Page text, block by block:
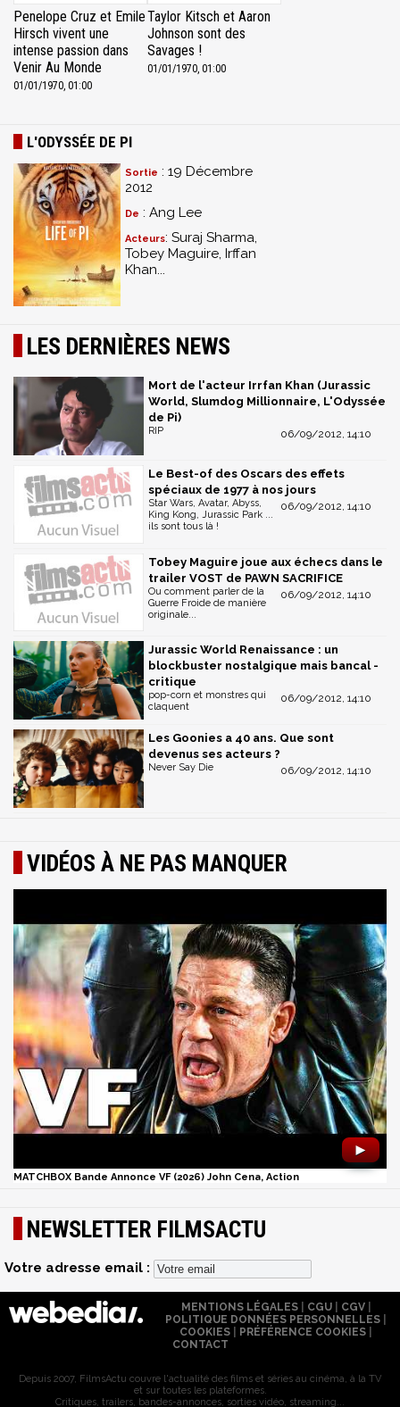
Penelope Cruz et Emile
Hirsch vivent une
intense passion dans
Venir Au Monde
01/01/1970, 01:00
Taylor Kitsch et Aaron
Johnson sont des
Savages !
01/01/1970, 01:00
L'ODYSSÉE DE PI
Sortie : 19 Décembre
2012
De : Ang Lee
Acteurs: Suraj Sharma,
Tobey Maguire, Irffan
Khan...
LES DERNIÈRES NEWS
Mort de l'acteur Irrfan Khan (Jurassic
World, Slumdog Millionnaire, L'Odyssée
de Pi)
06/09/2012, 14:10
RIP
Le Best-of des Oscars des effets
spéciaux de 1977 à nos jours
06/09/2012, 14:10
Star Wars, Avatar, Abyss,
King Kong, Jurassic Park ...
ils sont tous là !
Tobey Maguire joue aux échecs dans le
trailer VOST de PAWN SACRIFICE
06/09/2012, 14:10
Ou comment parler de la
Guerre Froide de manière
originale...
Jurassic World Renaissance : un
blockbuster nostalgique mais bancal -
critique
06/09/2012, 14:10
pop-corn et monstres qui
claquent
Les Goonies a 40 ans. Que sont
devenus ses acteurs ?
06/09/2012, 14:10
Never Say Die
VIDÉOS À NE PAS MANQUER
►
MATCHBOX Bande Annonce VF (2026) John Cena, Action
NEWSLETTER FILMSACTU
Votre adresse email :
MENTIONS LÉGALES| CGU| CGV|
POLITIQUE DONNÉES PERSONNELLES
COOKIES
PRÉFÉRENCE COOKIES
CONTACT
Depuis 2007, FilmsActu couvre l'actualité des films et séries au cinéma, à la TV
et sur toutes les plateformes.
Critiques, trailers, bandes-annonces, sorties vidéo, streaming...